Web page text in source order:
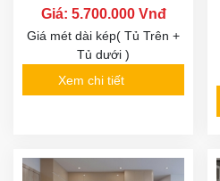
Giá: 5.700.000 Vnđ
Giá mét dài kép( Tủ Trên +
Tủ dưới )
Xem chi tiết